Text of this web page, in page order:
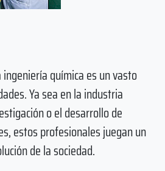
química es un vasto
Ya sea en la industria
o el desarrollo de
estos profesionales juegan un
de la sociedad.